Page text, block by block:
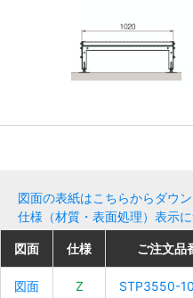
図面の表紙はこちらからダウ
仕様（材質・表面処理）表示
図面 仕様 ご注文品
図面 Z STP3550-
図面 仕様 ご注文品
図面 Z STP3550-
図面 仕様 ご注文品
図面 Z STP3550-
図面 仕様 ご注文品
図面 Z STP3550-